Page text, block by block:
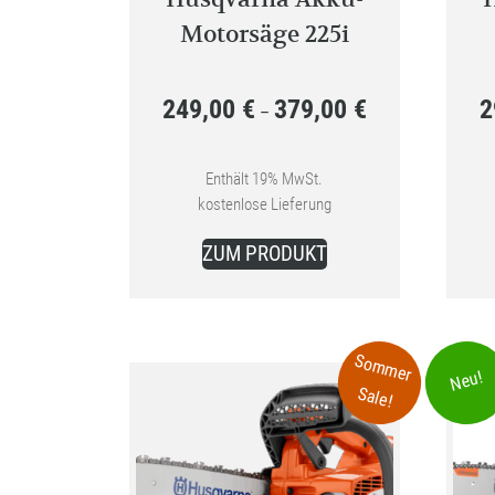
Motorsäge 225i
249,00 € – 379,00 €Preisspanne:
Enthält 19% MwSt.
kostenlose Lieferung
ZUM PRODUKTProdukt
Varianten
auf.
Die
Optionen
können
Sommer
Sale!
Neu!